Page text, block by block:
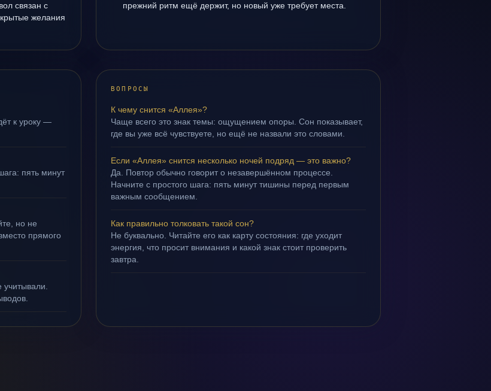
связан с
желания
прежний ритм ещё держит, но новый уже требует места.
к уроку —
пять минут
но не
прямого
ВОПРОСЫ
К чему снится «Аллея»?
Чаще всего это знак темы: ощущением опоры. Сон показывает,
где вы уже всё чувствуете, но ещё не назвали это словами.
Если «Аллея» снится несколько ночей подряд — это важно?
Да. Повтор обычно говорит о незавершённом процессе.
Начните с простого шага: пять минут тишины перед первым
важным сообщением.
Как правильно толковать такой сон?
Не буквально. Читайте его как карту состояния: где уходит
энергия, что просит внимания и какой знак стоит проверить
завтра.